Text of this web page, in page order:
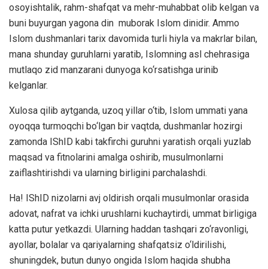
osoyishtalik, rahm-shafqat va mehr-muhabbat olib kelgan va
buni buyurgan yagona din muborak Islom dinidir. Ammo
Islom dushmanlari tarix davomida turli hiyla va makrlar bilan,
mana shunday guruhlarni yaratib, Islomning asl chehrasiga
mutlaqo zid manzarani dunyoga ko‘rsatishga urinib
kelganlar.
Xulosa qilib aytganda, uzoq yillar o‘tib, Islom ummati yana
oyoqqa turmoqchi bo‘lgan bir vaqtda, dushmanlar hozirgi
zamonda IShID kabi takfirchi guruhni yaratish orqali yuzlab
maqsad va fitnolarini amalga oshirib, musulmonlarni
zaiflashtirishdi va ularning birligini parchalashdi.
Ha! IShID nizolarni avj oldirish orqali musulmonlar orasida
adovat, nafrat va ichki urushlarni kuchaytirdi, ummat birligiga
katta putur yetkazdi. Ularning haddan tashqari zo‘ravonligi,
ayollar, bolalar va qariyalarning shafqatsiz o‘ldirilishi,
shuningdek, butun dunyo ongida Islom haqida shubha